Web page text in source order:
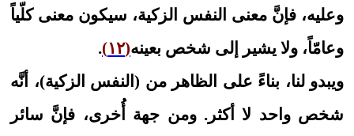
وعليه، فإنَّ معنى النفس الزكية، سيكون معنى كلّياً
وعامّاً، ولا يشير إلى شخص بعينه(١٢)
.
ويبدو لنا، بناءً على الظاهر من (النفس الزكية)، أنَّه
شخص واحد لا أكثر. ومن جهة أُخرى، فإنَّ سائر